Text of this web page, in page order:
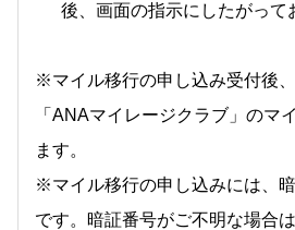
後、画面の指示にしたがって
※マイル移行の申し込み受付後
「ANAマイレージクラブ」のマ
ます。
※マイル移行の申し込みには、
です。暗証番号がご不明な場合